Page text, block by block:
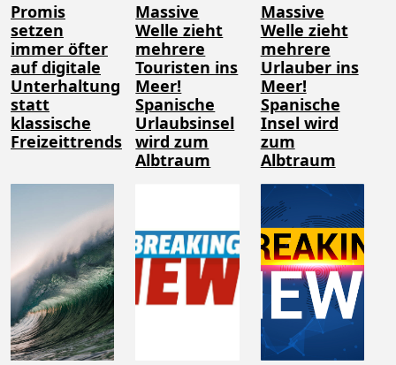
Promis
setzen
immer öfter
auf digitale
Unterhaltung
statt
klassische
Freizeittrends
Massive
Welle zieht
mehrere
Touristen ins
Meer!
Spanische
Urlaubsinsel
wird zum
Albtraum
Massive
Welle zieht
mehrere
Urlauber ins
Meer!
Spanische
Insel wird
zum
Albtraum